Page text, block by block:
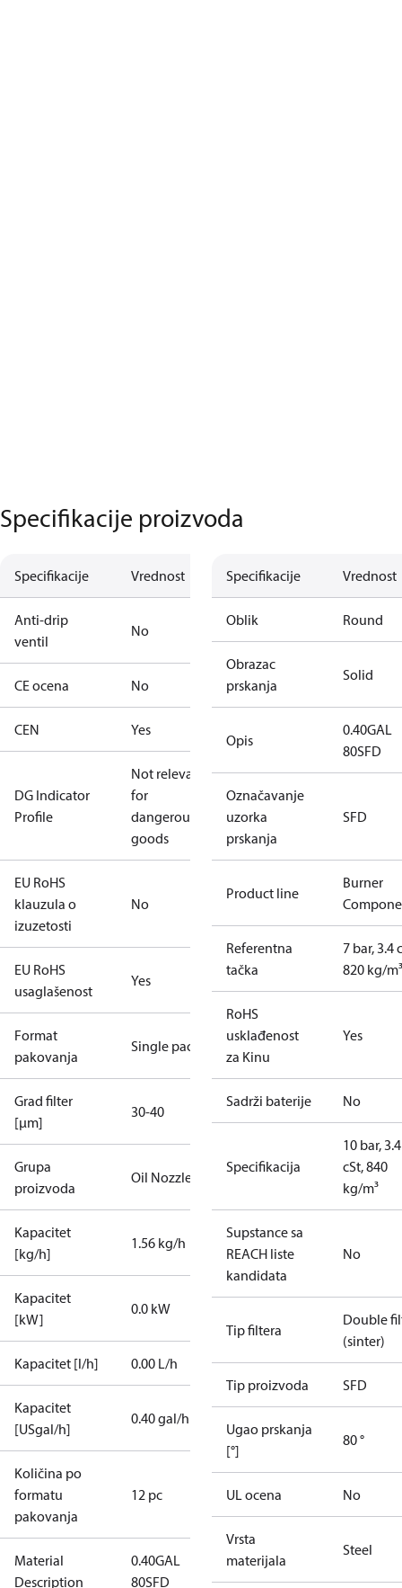
Specifikacije proizvoda
Specifikacije Vrednost
Anti-drip
ventil
No
CE ocena No
CEN Yes
DG Indicator
Profile
Not relevant
for
dangerous
goods
EU RoHS
klauzula o
izuzetosti
No
EU RoHS
usaglašenost
Yes
Format
pakovanja
Single pack
Grad filter
[µm]
30-40
Grupa
proizvoda
Oil Nozzles
Kapacitet
[kg/h]
1.56 kg/h
Kapacitet
[kW]
0.0 kW
Kapacitet [l/h] 0.00 L/h
Kapacitet
[USgal/h]
0.40 gal/h
Količina po
formatu
pakovanja
12 pc
Material
Description
0.40GAL
80SFD
Specifikacije Vrednost
Oblik Round
Obrazac
prskanja
Solid
Opis
0.40GAL
80SFD
Označavanje
uzorka
prskanja
SFD
Product line
Burner
Referentna
tačka
7 bar, 3.4
820 kg/m³
RoHS
usklađenost
za Kinu
Yes
Sadrži baterije No
Specifikacija
10 bar, 3.4
cSt, 840
kg/m³
Supstance sa
REACH liste
kandidata
No
Tip filtera
Double
(sinter)
Tip proizvoda SFD
Ugao prskanja
[°]
80 °
UL ocena No
Vrsta
materijala
Steel